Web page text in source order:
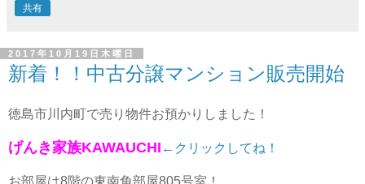
共有
2017年10月19日木曜日
新着！！中古分譲マンション販売開始
徳島市川内町で売り物件お預かりしました！
げんき家族KAWAUCHI ←クリックしてね！
お部屋は8階の東南角部屋805号室！